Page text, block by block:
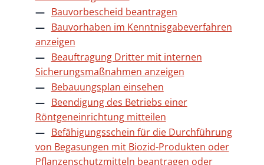
Bauvorbescheid beantragen
Bauvorhaben im Kenntnisgabeverfahren
anzeigen
Beauftragung Dritter mit internen
Sicherungsmaßnahmen anzeigen
Bebauungsplan einsehen
Beendigung des Betriebs einer
Röntgeneinrichtung mitteilen
Befähigungsschein für die Durchführung
von Begasungen mit Biozid-Produkten oder
Pflanzenschutzmitteln beantragen oder